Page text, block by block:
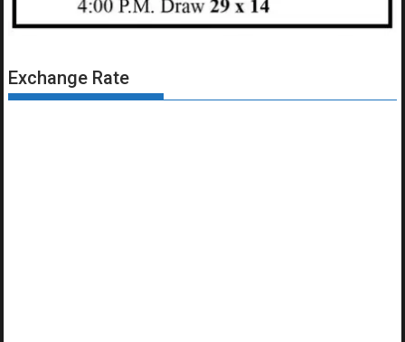
Exchange Rate